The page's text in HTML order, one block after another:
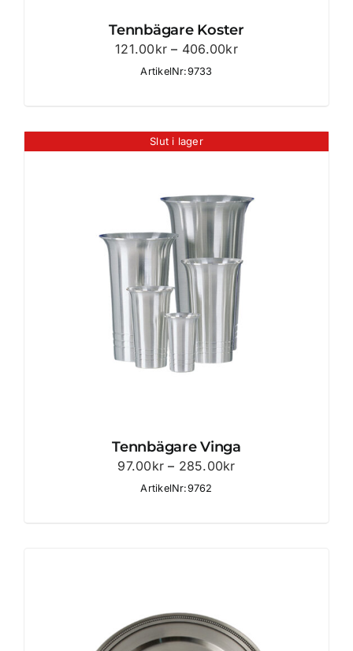
Tennbägare Koster
121.00kr – 406.00krPrisintervall:
ArtikelNr:9733
Slut i lager
Tennbägare Vinga
97.00kr – 285.00krPrisintervall:
ArtikelNr:9762